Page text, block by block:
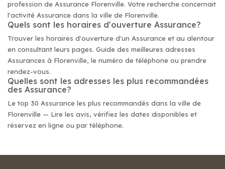
profession de Assurance Florenville. Votre recherche concernait
l'activité Assurance dans la ville de Florenville.
Quels sont les horaires d'ouverture Assurance?
Trouver les horaires d'ouverture d'un Assurance et au alentour
en consultant leurs pages. Guide des meilleures adresses
Assurances à Florenville, le numéro de téléphone ou prendre
rendez-vous.
Quelles sont les adresses les plus recommandées
des Assurance?
Le top 30 Assurance les plus recommandés dans la ville de
Florenville — Lire les avis, vérifiez les dates disponibles et
réservez en ligne ou par téléphone.